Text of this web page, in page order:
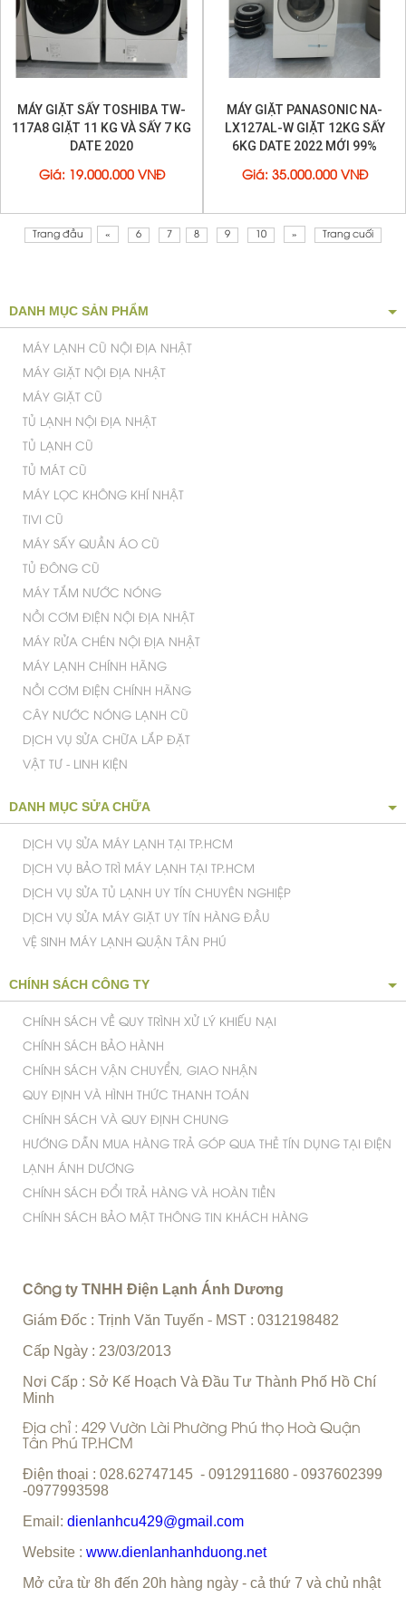
MÁY GIẶT SẤY TOSHIBA TW-
117A8 GIẶT 11 KG VÀ SẤY 7 KG
DATE 2020
Giá : 19.000.000 VNĐ
MÁY GIẶT PANASONIC NA-
LX127AL-W GIẶT 12KG SẤY
6KG DATE 2022 MỚI 99%
Giá : 35.000.000 VNĐ
Trang đầu « 6 7 8 9 10 » Trang cuối
DANH MỤC SẢN PHẨM
MÁY LẠNH CŨ NỘI ĐỊA NHẬT
MÁY GIẶT NỘI ĐỊA NHẬT
MÁY GIẶT CŨ
TỦ LẠNH NỘI ĐỊA NHẬT
TỦ LẠNH CŨ
TỦ MÁT CŨ
MÁY LỌC KHÔNG KHÍ NHẬT
TIVI CŨ
MÁY SẤY QUẦN ÁO CŨ
TỦ ĐÔNG CŨ
MÁY TẮM NƯỚC NÓNG
NỒI CƠM ĐIỆN NỘI ĐỊA NHẬT
MÁY RỬA CHÉN NỘI ĐỊA NHẬT
MÁY LẠNH CHÍNH HÃNG
NỒI CƠM ĐIỆN CHÍNH HÃNG
CÂY NƯỚC NÓNG LẠNH CŨ
DỊCH VỤ SỬA CHỮA LẮP ĐẶT
VẬT TƯ - LINH KIỆN
DANH MỤC SỬA CHỮA
DỊCH VỤ SỬA MÁY LẠNH TẠI TP.HCM
DỊCH VỤ BẢO TRÌ MÁY LẠNH TẠI TP.HCM
DỊCH VỤ SỬA TỦ LẠNH UY TÍN CHUYÊN NGHIỆP
DỊCH VỤ SỬA MÁY GIẶT UY TÍN HÀNG ĐẦU
VỆ SINH MÁY LẠNH QUẬN TÂN PHÚ
CHÍNH SÁCH CÔNG TY
CHÍNH SÁCH VỀ QUY TRÌNH XỬ LÝ KHIẾU NẠI
CHÍNH SÁCH BẢO HÀNH
CHÍNH SÁCH VẬN CHUYỂN, GIAO NHẬN
QUY ĐỊNH VÀ HÌNH THỨC THANH TOÁN
CHÍNH SÁCH VÀ QUY ĐỊNH CHUNG
HƯỚNG DẪN MUA HÀNG TRẢ GÓP QUA THẺ TÍN DỤNG TẠI ĐIỆN
LẠNH ÁNH DƯƠNG
CHÍNH SÁCH ĐỔI TRẢ HÀNG VÀ HOÀN TIỀN
CHÍNH SÁCH BẢO MẬT THÔNG TIN KHÁCH HÀNG
Công ty TNHH Điện Lạnh Ánh Dương
Giám Đốc : Trịnh Văn Tuyến - MST : 0312198482
Cấp Ngày : 23/03/2013
Nơi Cấp : Sở Kế Hoạch Và Đầu Tư Thành Phố Hồ Chí
Minh
Địa chỉ : 429 Vườn Lài Phường Phú thọ Hoà Quận
Tân Phú TP.HCM
Điện thoại : 028.62747145 - 0912911680 - 0937602399
-0977993598
Email: dienlanhcu429@gmail.com
Website : www.dienlanhanhduong.net
Mở cửa từ 8h đến 20h hàng ngày - cả thứ 7 và chủ nhật